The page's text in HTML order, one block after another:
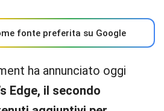
fonte preferita su Google
ha annunciato oggi
Edge, il secondo